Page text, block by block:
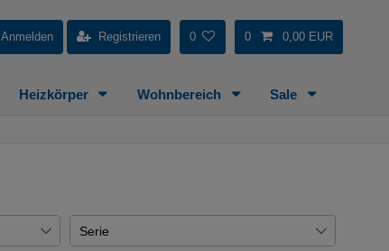
Anmelden Registrieren 0 0 0,00 EUR
Heizkörper Wohnbereich Sale
Serie